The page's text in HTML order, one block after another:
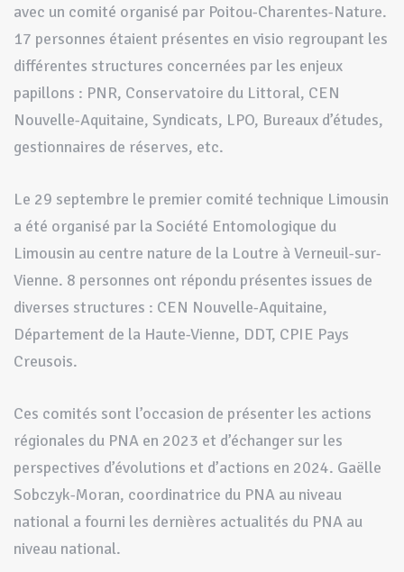
avec un comité organisé par Poitou-Charentes-Nature.
17 personnes étaient présentes en visio regroupant les
différentes structures concernées par les enjeux
papillons : PNR, Conservatoire du Littoral, CEN
Nouvelle-Aquitaine, Syndicats, LPO, Bureaux d’études,
gestionnaires de réserves, etc.
Le 29 septembre le premier comité technique Limousin
a été organisé par la Société Entomologique du
Limousin au centre nature de la Loutre à Verneuil-sur-
Vienne. 8 personnes ont répondu présentes issues de
diverses structures : CEN Nouvelle-Aquitaine,
Département de la Haute-Vienne, DDT, CPIE Pays
Creusois.
Ces comités sont l’occasion de présenter les actions
régionales du PNA en 2023 et d’échanger sur les
perspectives d’évolutions et d’actions en 2024. Gaëlle
Sobczyk-Moran, coordinatrice du PNA au niveau
national a fourni les dernières actualités du PNA au
niveau national.